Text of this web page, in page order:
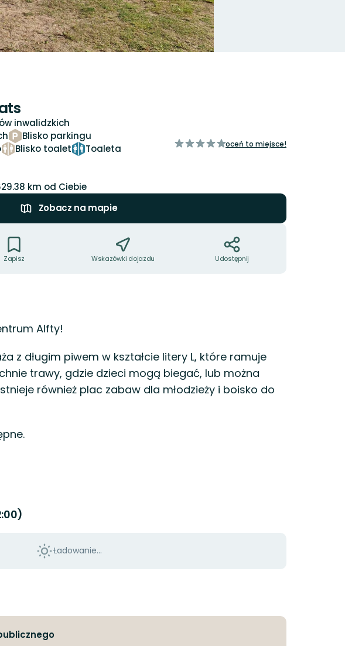
inwalidzkich
Blisko parkingu
Blisko toalet
Toaleta
z
oceń to miejsce!
km od Ciebie
Zobacz na mapie
Zapisz Wskazówki dojazdu Udostępnij
Alfty!
z długim piwem w kształcie litery L, które ramuje
trawy, gdzie dzieci mogą biegać, lub można
również plac zabaw dla młodzieży i boisko do
Ładowanie...